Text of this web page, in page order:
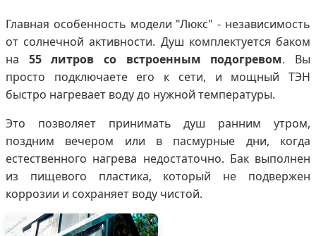
Главная особенность модели "Люкс" - независимость
от солнечной активности. Душ комплектуется баком
на 55 литров со встроенным подогревом. Вы
просто подключаете его к сети, и мощный ТЭН
быстро нагревает воду до нужной температуры.
Это позволяет принимать душ ранним утром,
поздним вечером или в пасмурные дни, когда
естественного нагрева недостаточно. Бак выполнен
из пищевого пластика, который не подвержен
коррозии и сохраняет воду чистой.